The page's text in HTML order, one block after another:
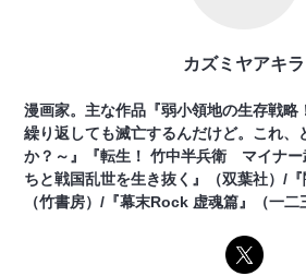
カズミヤアキラ
漫画家。主な作品『弱小領地の生存戦
繰り返しても滅亡するんだけど。これ、
か？～』『転生！ 竹中半兵衛 マイナー
ちと戦国乱世を生き抜く』（双葉社）/
（竹書房）/『幕末Rock 虚魂篇』（一二